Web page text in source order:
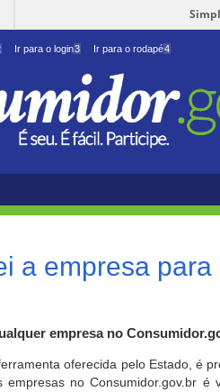
Ir para o login3 Ir para o rodapé4
a empresa
empresa no
oferecida pelo Estado, é
empresas no Consumidor.gov.br